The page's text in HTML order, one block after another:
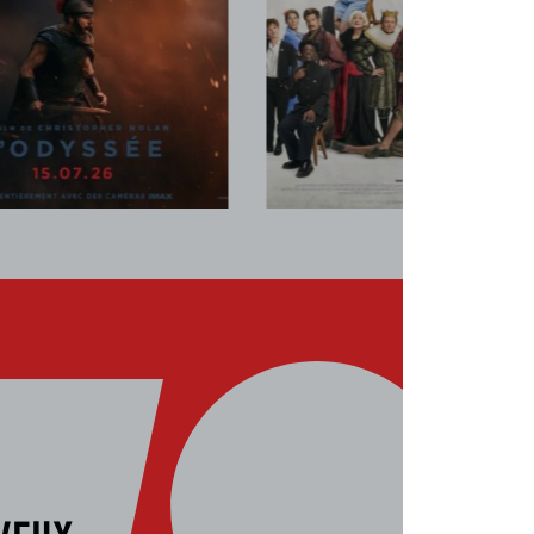
29 Août
30 Août 17h40
1 Sept.
18h15
Tout public
savoir plus
Les séances
Sam. 5 Sept.
Mar. 8 Sept.